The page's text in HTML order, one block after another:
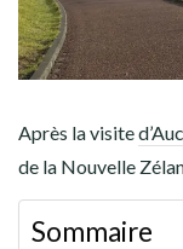
Après la visite
de la Nouvelle
Sommaire